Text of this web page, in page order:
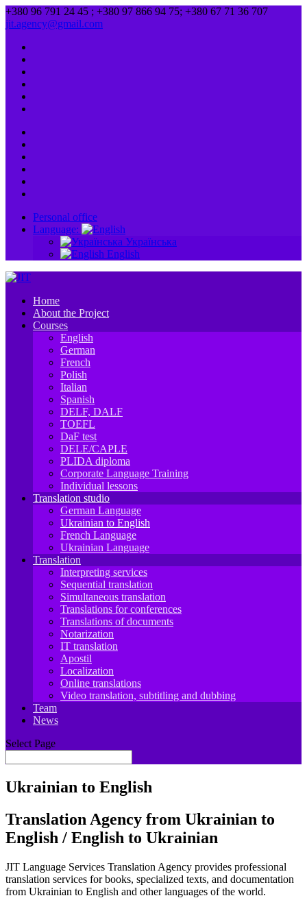
+380 96 791 24 45 ; +380 97 866 94 75; +380 67 71 36 707
jit.agency@gmail.com
Personal office
Language:
Українська
English
Home
About the Project
Courses
English
German
French
Polish
Italian
Spanish
DELF, DALF
TOEFL
DaF test
DELE/CAPLE
PLIDA diploma
Corporate Language Training
Individual lessons
Translation studio
German Language
Ukrainian to English
French Language
Ukrainian Language
Translation
Interpreting services
Sequential translation
Simultaneous translation
Translations for conferences
Translations of documents
Notarization
IT translation
Apostil
Localization
Online translations
Video translation, subtitling and dubbing
Team
News
Select Page
Ukrainian to English
Translation Agency from Ukrainian to
English / English to Ukrainian
JIT Language Services Translation Agency provides professional
translation services for books, specialized texts, and documentation
from Ukrainian to English and other languages of the world.